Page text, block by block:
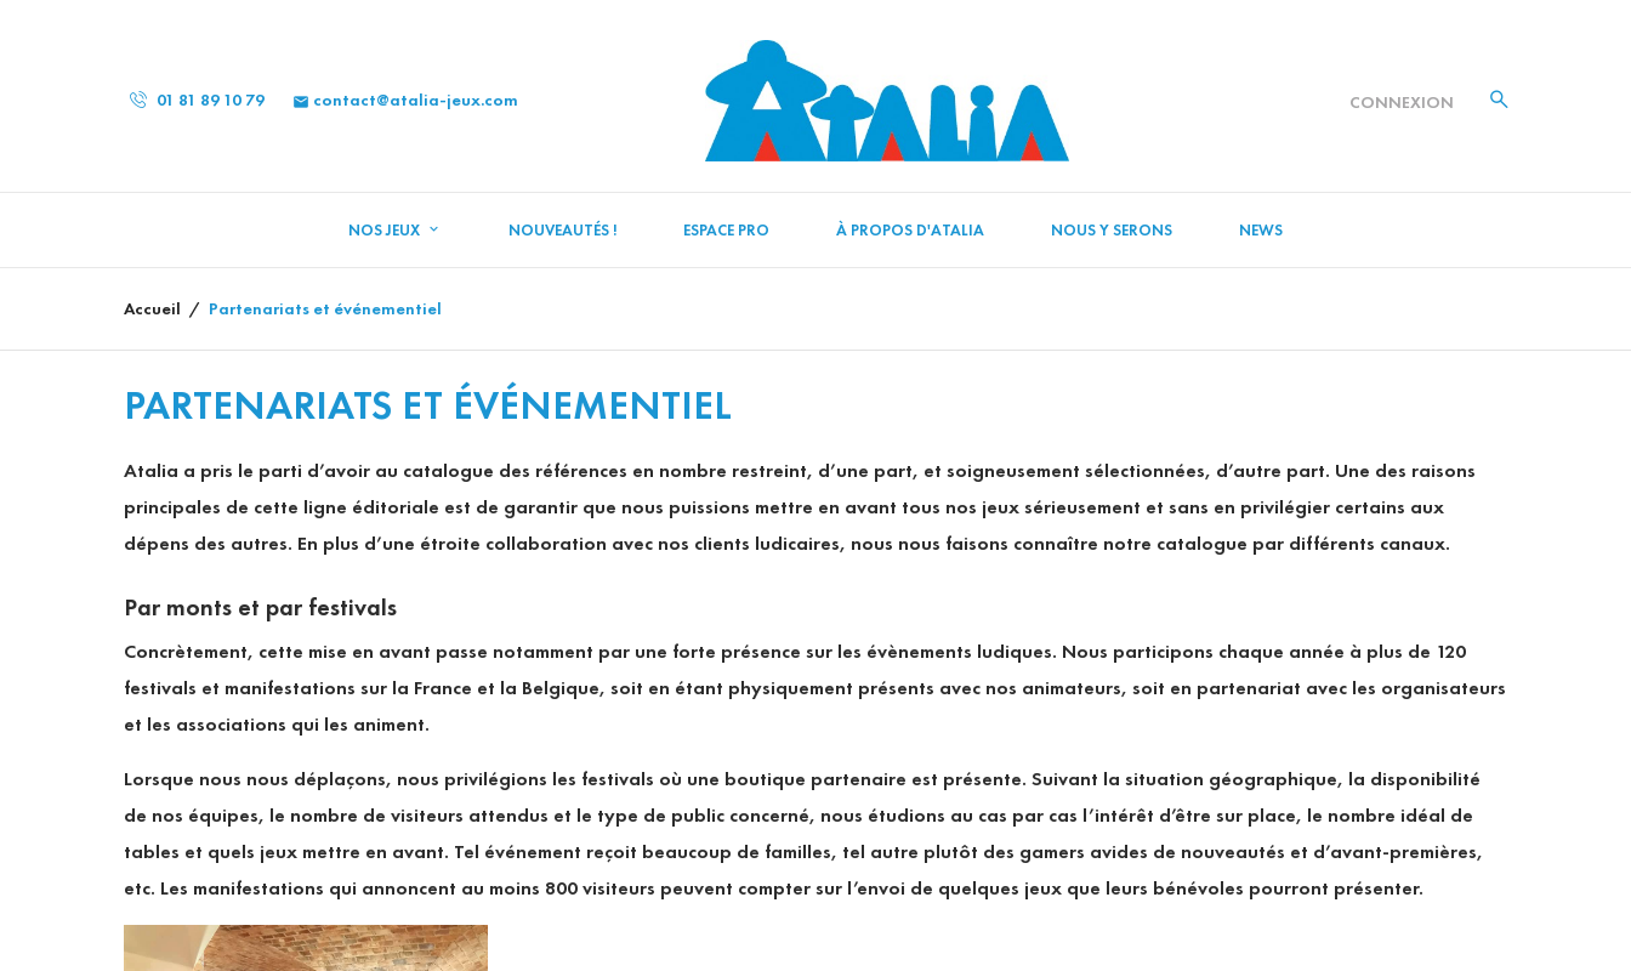
01 81 89 10 79  contact@atalia-jeux.com CONNEXION
NOS JEUX NOUVEAUTÉS ! ESPACE PRO À PROPOS D'ATALIA NOUS Y SERONS NEWS
Accueil Partenariats et événementiel
PARTENARIATS ET ÉVÉNEMENTIEL
Atalia a pris le parti d’avoir au catalogue des références en nombre restreint, d’une part, et soigneusement sélectionnées, d’autre part. Une des raisons
principales de cette ligne éditoriale est de garantir que nous puissions mettre en avant tous nos jeux sérieusement et sans en privilégier certains aux
dépens des autres. En plus d’une étroite collaboration avec nos clients ludicaires, nous nous faisons connaître notre catalogue par différents canaux.
Par monts et par festivals
Concrètement, cette mise en avant passe notamment par une forte présence sur les évènements ludiques. Nous participons chaque année à plus de 120
festivals et manifestations sur la France et la Belgique, soit en étant physiquement présents avec nos animateurs, soit en partenariat avec les organisateurs
et les associations qui les animent.
Lorsque nous nous déplaçons, nous privilégions les festivals où une boutique partenaire est présente. Suivant la situation géographique, la disponibilité
de nos équipes, le nombre de visiteurs attendus et le type de public concerné, nous étudions au cas par cas l’intérêt d’être sur place, le nombre idéal de
tables et quels jeux mettre en avant. Tel événement reçoit beaucoup de familles, tel autre plutôt des gamers avides de nouveautés et d’avant-premières,
etc. Les manifestations qui annoncent au moins 800 visiteurs peuvent compter sur l’envoi de quelques jeux que leurs bénévoles pourront présenter.